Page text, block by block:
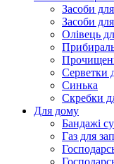
Засоби
Засоби
Олівець
Серветки
Синька
Скребки
Для дому
Бандажі
Газ для